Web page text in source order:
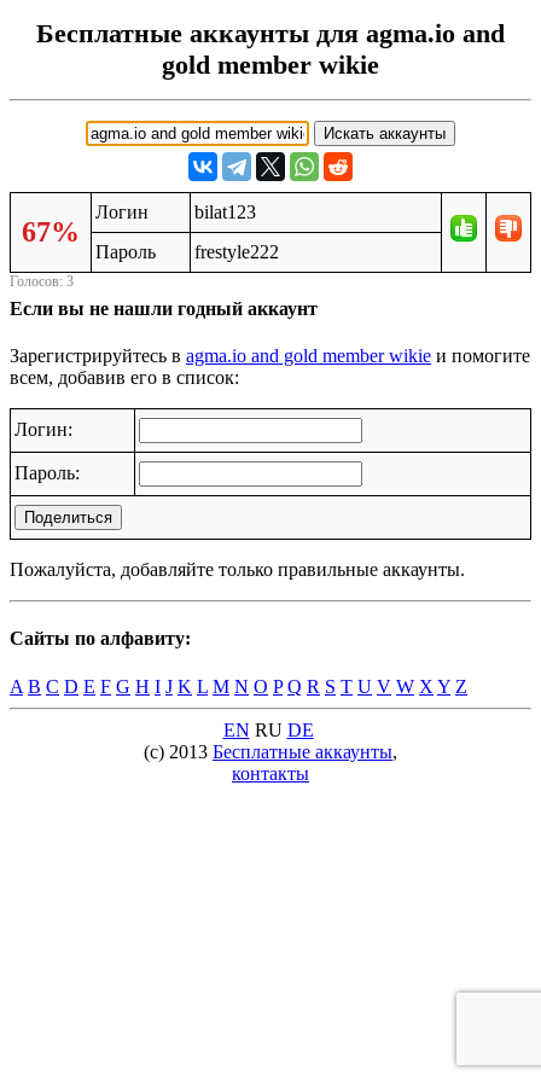
Бесплатные аккаунты для agma.io and
gold member wikie
67%
Логин
bilat123
Пароль
frestyle222
Голосов: 3
Если вы не нашли годный аккаунт
Зарегистрируйтесь в agma.io and gold member wikie и помогите
всем, добавив его в список:
Логин:
Пароль:
Поделиться
Пожалуйста, добавляйте только правильные аккаунты.
Сайты по алфавиту:
A B C D E F G H I J K L M N O P Q R S T U V W X Y Z
EN RU DE
(c) 2013 Бесплатные аккаунты,
контакты